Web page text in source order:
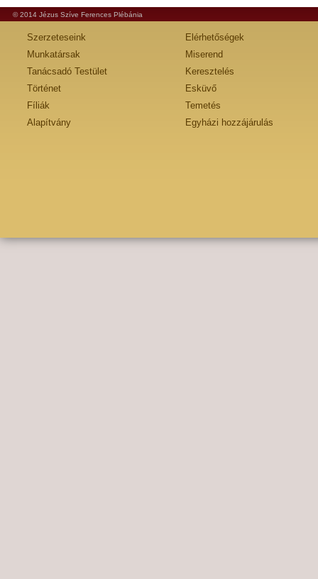
© 2014 Jézus Szíve Ferences Plébánia
Szerzeteseink
Munkatársak
Tanácsadó Testület
Történet
Fíliák
Alapítvány
Elérhetőségek
Miserend
Keresztelés
Esküvő
Temetés
Egyházi hozzájárulás